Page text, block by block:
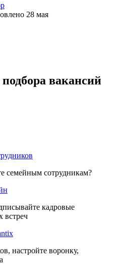
28 мая
вакансий
семейным сотрудникам?
кадровые
встреч
настройте воронку,